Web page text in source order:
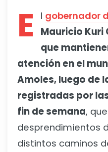
E l gobernador
Mauricio Kuri
que
atención en el
Amoles, luego de
registradas por
fin de semana,
desprendimientos
distintos caminos